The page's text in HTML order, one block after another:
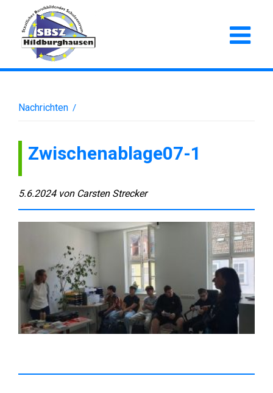
Nachrichten /
Zwischenablage07-1
5.6.2024 von Carsten Strecker